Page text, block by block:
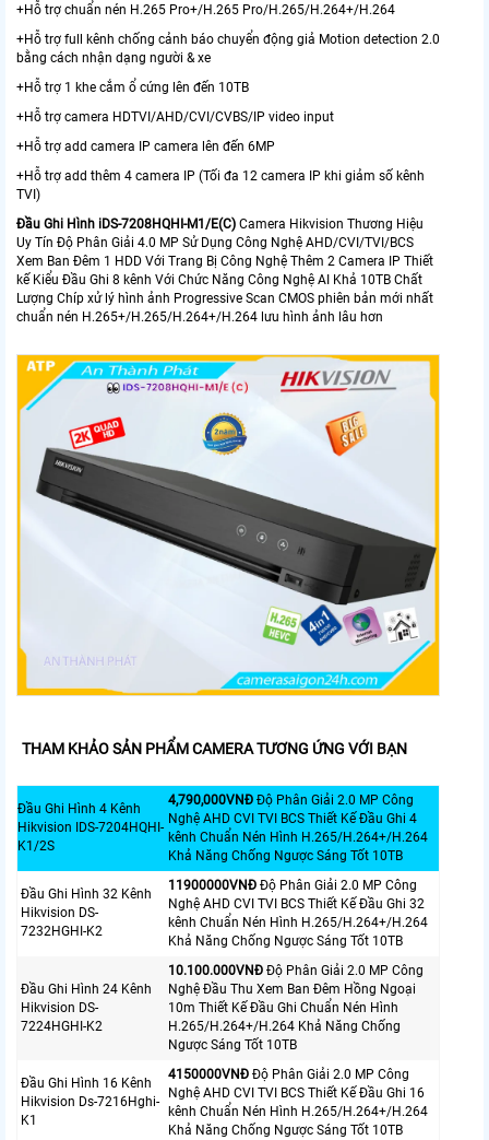
+Hỗ trợ chuẩn nén H.265 Pro+/H.265 Pro/H.265/H.264+/H.264
+Hỗ trợ full kênh chống cảnh báo chuyển động giả Motion detection 2.0
bằng cách nhận dạng người & xe
+Hỗ trợ 1 khe cắm ổ cứng lên đến 10TB
+Hỗ trợ camera HDTVI/AHD/CVI/CVBS/IP video input
+Hỗ trợ add camera IP camera lên đến 6MP
+Hỗ trợ add thêm 4 camera IP (Tối đa 12 camera IP khi giảm số kênh
TVI)
Đầu Ghi Hình iDS-7208HQHI-M1/E(C) Camera Hikvision Thương Hiệu
Uy Tín Độ Phân Giải 4.0 MP Sử Dụng Công Nghệ AHD/CVI/TVI/BCS
Xem Ban Đêm 1 HDD Với Trang Bị Công Nghệ Thêm 2 Camera IP Thiết
kế Kiểu Đầu Ghi 8 kênh Với Chức Năng Công Nghệ AI Khả 10TB Chất
Lượng Chíp xử lý hình ảnh Progressive Scan CMOS phiên bản mới nhất
chuẩn nén H.265+/H.265/H.264+/H.264 lưu hình ảnh lâu hơn
THAM KHẢO SẢN PHẨM CAMERA TƯƠNG ỨNG VỚI BẠN
Đầu Ghi Hình 4 Kênh
Hikvision IDS-7204HQHI-
K1/2S
4,790,000VNÐ Độ Phân Giải 2.0 MP Công
Nghệ AHD CVI TVI BCS Thiết Kế Đầu Ghi 4
kênh Chuẩn Nén Hình H.265/H.264+/H.264
Khả Năng Chống Ngược Sáng Tốt 10TB
Đầu Ghi Hình 32 Kênh
Hikvision DS-
7232HGHI-K2
11900000VNÐ Độ Phân Giải 2.0 MP Công
Nghệ AHD CVI TVI BCS Thiết Kế Đầu Ghi 32
kênh Chuẩn Nén Hình H.265/H.264+/H.264
Khả Năng Chống Ngược Sáng Tốt 10TB
Đầu Ghi Hình 24 Kênh
Hikvision DS-
7224HGHI-K2
10.100.000VNÐ Độ Phân Giải 2.0 MP Công
Nghệ Đầu Thu Xem Ban Đêm Hồng Ngoại
10m Thiết Kế Đầu Ghi Chuẩn Nén Hình
H.265/H.264+/H.264 Khả Năng Chống
Ngược Sáng Tốt 10TB
Đầu Ghi Hình 16 Kênh
Hikvision Ds-7216Hghi-
K1
4150000VNÐ Độ Phân Giải 2.0 MP Công
Nghệ AHD CVI TVI BCS Thiết Kế Đầu Ghi 16
kênh Chuẩn Nén Hình H.265/H.264+/H.264
Khả Năng Chống Ngược Sáng Tốt 10TB